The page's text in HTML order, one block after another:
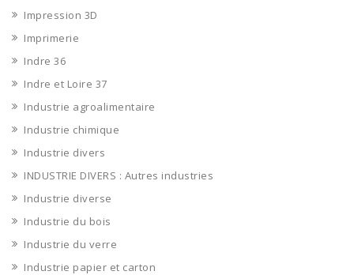
Impression 3D
Imprimerie
Indre 36
Indre et Loire 37
Industrie agroalimentaire
Industrie chimique
Industrie divers
INDUSTRIE DIVERS : Autres industries
Industrie diverse
Industrie du bois
Industrie du verre
Industrie papier et carton